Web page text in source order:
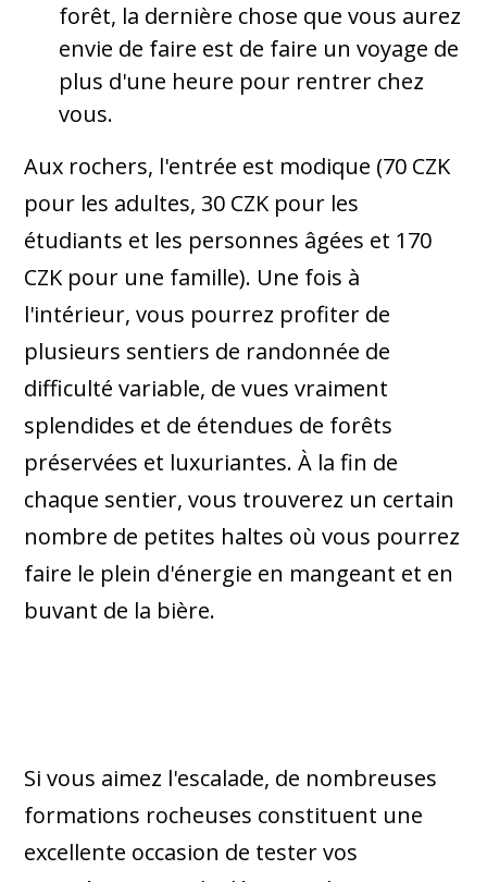
forêt, la dernière chose que vous aurez
envie de faire est de faire un voyage de
plus d'une heure pour rentrer chez
vous.
Aux rochers, l'entrée est modique (70 CZK
pour les adultes, 30 CZK pour les
étudiants et les personnes âgées et 170
CZK pour une famille). Une fois à
l'intérieur, vous pourrez profiter de
plusieurs sentiers de randonnée de
difficulté variable, de vues vraiment
splendides et de étendues de forêts
préservées et luxuriantes. À la fin de
chaque sentier, vous trouverez un certain
nombre de petites haltes où vous pourrez
faire le plein d'énergie en mangeant et en
buvant de la bière.
Si vous aimez l'escalade, de nombreuses
formations rocheuses constituent une
excellente occasion de tester vos